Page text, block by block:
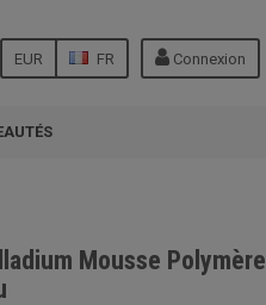
Connexion
FR
EUR
Mousse Polymère